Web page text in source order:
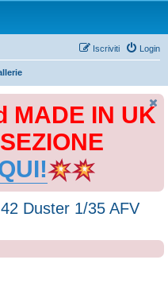
Login
Iscriviti
MADE IN UK
Duster 1/35 AFV